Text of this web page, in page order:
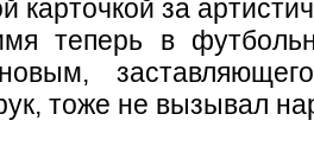
карточкой за
теперь в
тоже не вызывал